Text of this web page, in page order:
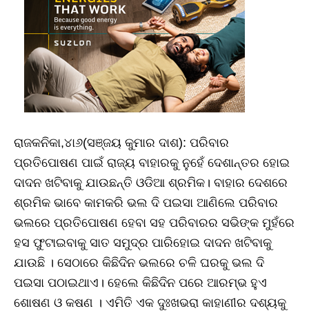
ରାଜକନିକା,୪ା୬(ସଞ୍ଜୟ କୁମାର ଦାଶ): ପରିବାର
ପ୍ରତିପୋଷଣ ପାଇଁ ରାଜ୍ୟ ବାହାରକୁ ନୁହେଁ ଦେଶାନ୍ତର ହୋଇ
ଦାଦନ ଖଟିବାକୁ ଯାଉଛନ୍ତି ଓଡିଆ ଶ୍ରମିକ। ବାହାର ଦେଶରେ
ଶ୍ରମିକ ଭାବେ କାମକରି ଭଲ ଦି ପଇସା ଆଣିଲେ ପରିବାର
ଭଲରେ ପ୍ରତିପୋଷଣ ହେବା ସହ ପରିବାରର ସଭିଙ୍କ ମୁହଁରେ
ହସ ଫୁଟାଇବାକୁ ସାତ ସମୁଦ୍ର ପାରିହୋଇ ଦାଦନ ଖଟିବାକୁ
ଯାଉଛି । ସେଠାରେ କିଛିଦିନ ଭଲରେ ଚଳି ଘରକୁ ଭଲ ଦି
ପଇସା ପଠାଇଥାଏ। ହେଲେ କିଛିଦିନ ପରେ ଆରମ୍ଭ ହୁଏ
ଶୋଷଣ ଓ କଷଣ । ଏମିତି ଏକ ଦୁଃଖଭରା କାହାଣୀର ଦଶ୍ୟକୁ